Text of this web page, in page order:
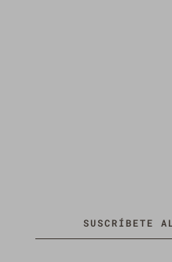
SUSCRÍBETE